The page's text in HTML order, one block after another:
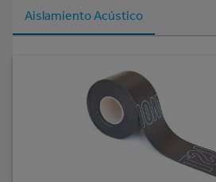
Aislamiento Acústico